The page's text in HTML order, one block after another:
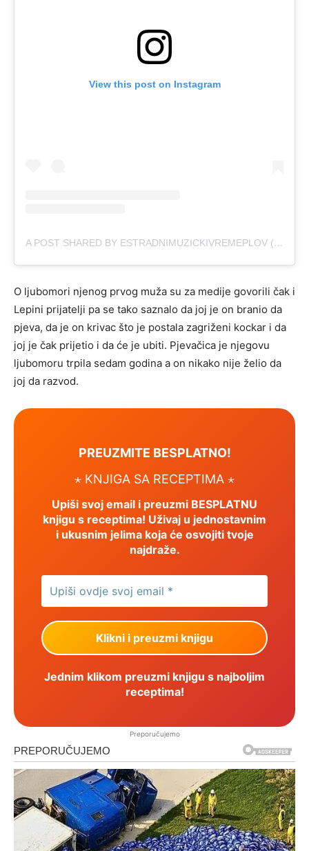
View this post on Instagram
A POST SHARED BY ESTRADNIMUZICKIVREMEPLOV (@ESTRADNIMUZICKIVREMEPLOV)
O ljubomori njenog prvog muža su za medije govorili čak i
Lepini prijatelji pa se tako saznalo da joj je on branio da
pjeva, da je on krivac što je postala zagriženi kockar i da
joj je čak prijetio i da će je ubiti. Pjevačica je njegovu
ljubomoru trpila sedam godina a on nikako nije želio da
joj da razvod.
PREUZMITE BESPLATNO!
⋆ KNJIGA SA RECEPTIMA ⋆
Upiši svoj email i preuzmi BESPLATNU
knjigu s receptima! Uživaj u jednostavnim
i ukusnim jelima koja će osvojiti tvoje
najdraže.
Jednim klikom preuzmi knjigu s najboljim
receptima!
Preporučujemo